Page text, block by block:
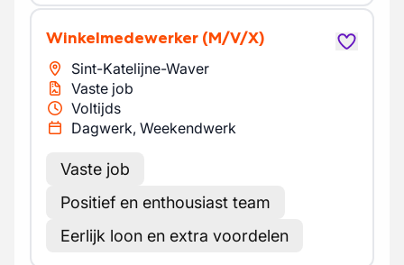
Winkelmedewerker (M/V/X)
Sint-Katelijne-Waver
Vaste job
Voltijds
Dagwerk, Weekendwerk
Vaste job
Positief en enthousiast team
Eerlijk loon en extra voordelen